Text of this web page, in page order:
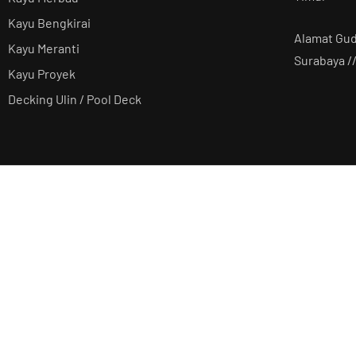
Kayu Bengkirai
Kayu Meranti
Kayu Proyek
Decking Ulin / Pool Deck
Alamat
Surabaya